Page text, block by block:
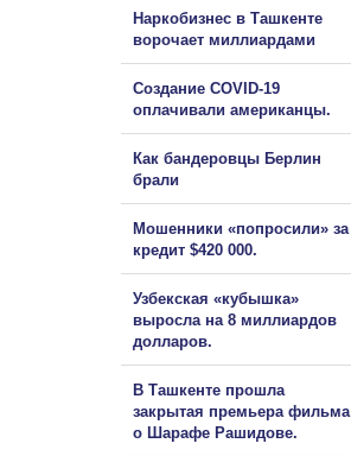
Наркобизнес в Ташкенте
ворочает миллиардами
Создание COVID-19
оплачивали американцы.
Как бандеровцы Берлин
брали
Мошенники «попросили» за
кредит $420 000.
Узбекская «кубышка»
выросла на 8 миллиардов
долларов.
В Ташкенте прошла
закрытая премьера фильма
о Шарафе Рашидове.